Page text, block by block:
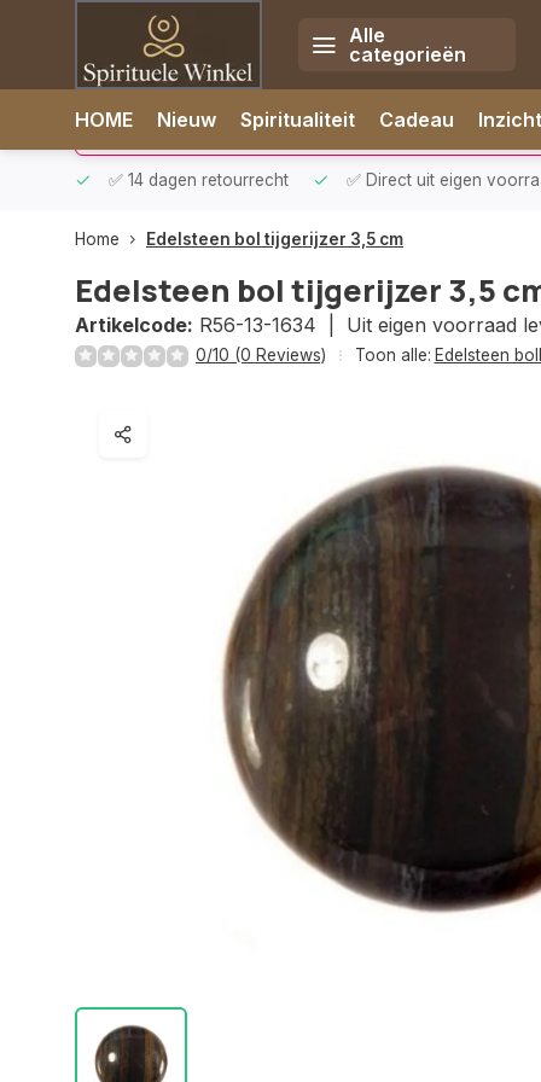
Alle
categorieën
HOME Nieuw Spiritualiteit Cadeau
✅ 14 dagen retourrecht ✅ Direct uit eigen
Home Edelsteen bol tijgerijzer 3,5 cm
Edelsteen bol tijgerijzer 3,5
Artikelcode: R56-13-1634 | Uit eigen voorraad
0/10 (0 Reviews) Toon alle: Edelsteen